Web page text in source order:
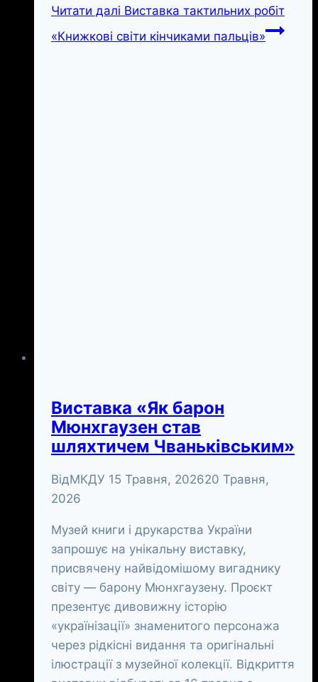
Читати далі Виставка тактильних робіт
«Книжкові світи кінчиками пальців»
Виставка «Як барон
Мюнхгаузен став
шляхтичем Чваньківським»
ВідМКДУ 15 Травня, 202620 Травня,
2026
Музей книги і друкарства України
запрошує на унікальну виставку,
присвячену найвідомішому вигаднику
світу — барону Мюнхгаузену. Проєкт
презентує дивовижну історію
«українізації» знаменитого персонажа
через рідкісні видання та оригінальні
ілюстрації з музейної колекції. Відкриття